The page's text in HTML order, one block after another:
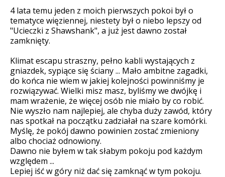
4 lata temu jeden z moich pierwszych pokoi był o
tematyce więziennej, niestety był o niebo lepszy od
"Ucieczki z Shawshank", a już jest dawno został
zamknięty.
Klimat escapu straszny, pełno kabli wystających z
gniazdek, sypiące się ściany ... Mało ambitne zagadki,
do końca nie wiem w jakiej kolejności powinniśmy je
rozwiązywać. Wielki misz masz, byliśmy we dwójkę i
mam wrażenie, że więcej osób nie miało by co robić.
Nie wyszło nam najlepiej, ale chyba duży zawód, który
nas spotkał na początku zadziałał na szare komórki.
Myślę, że pokój dawno powinien zostać zmieniony
albo chociaż odnowiony.
Dawno nie byłem w tak słabym pokoju pod każdym
względem ...
Lepiej iść w góry niż dać się zamknąć w tym pokoju.